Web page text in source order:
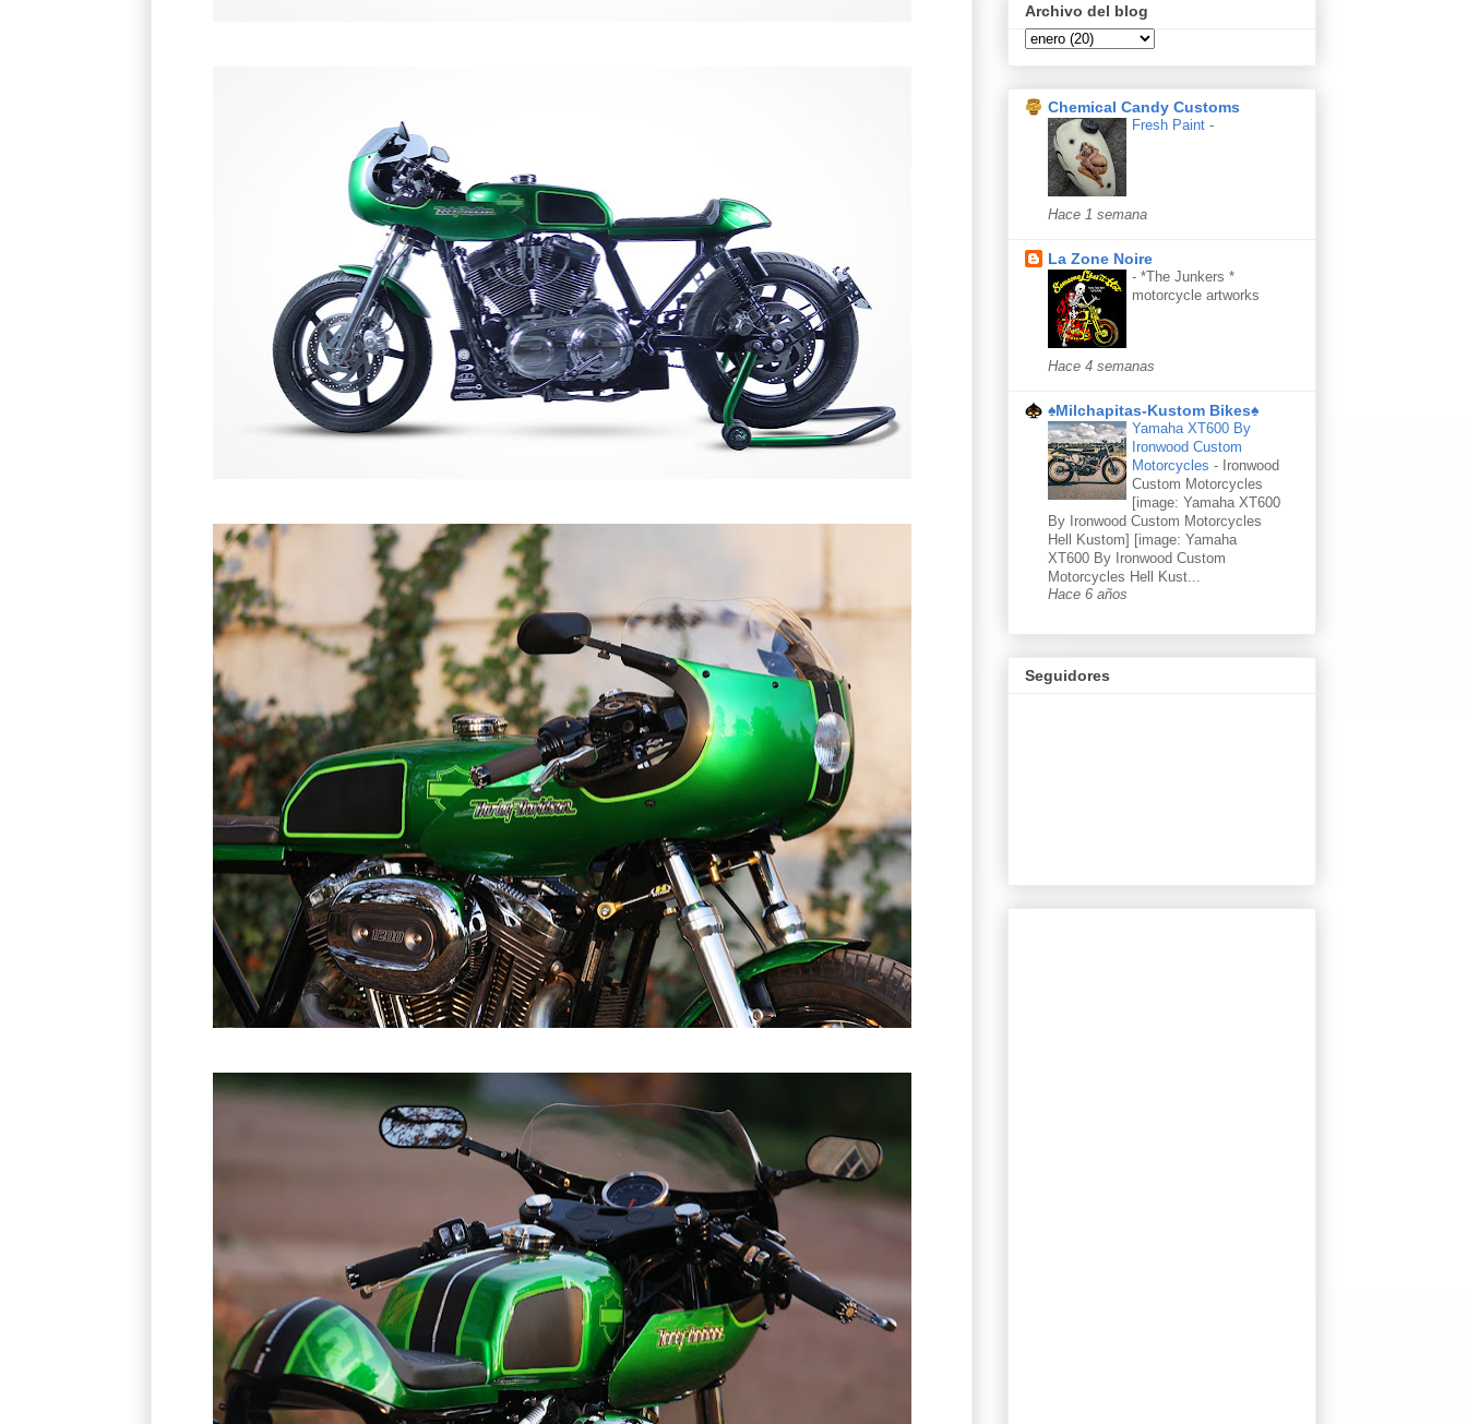
Archivo del blog
Chemical Candy Customs
Fresh Paint -
Hace 1 semana
La Zone Noire
- *The Junkers *
motorcycle artworks
Hace 4 semanas
♠Milchapitas-Kustom Bikes♠
Yamaha XT600 By
Ironwood Custom
Motorcycles - Ironwood
Custom Motorcycles
[image: Yamaha XT600
By Ironwood Custom Motorcycles
Hell Kustom] [image: Yamaha
XT600 By Ironwood Custom
Motorcycles Hell Kust...
Hace 6 años
Seguidores